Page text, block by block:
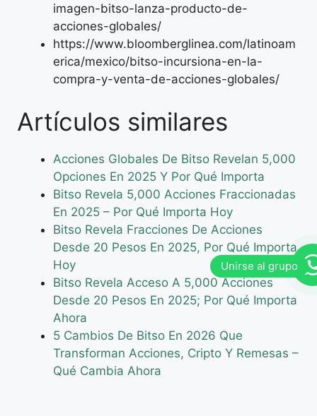
imagen-bitso-lanza-producto-de-
acciones-globales/
https://www.bloomberglinea.com/latinoam
erica/mexico/bitso-incursiona-en-la-
compra-y-venta-de-acciones-globales/
Artículos similares
Acciones Globales De Bitso Revelan 5,000
Opciones En 2025 Y Por Qué Importa
Bitso Revela 5,000 Acciones Fraccionadas
En 2025 – Por Qué Importa Hoy
Bitso Revela Fracciones De Acciones
Desde 20 Pesos En 2025, Por Qué Importa
Hoy
Bitso Revela Acceso A 5,000 Acciones
Desde 20 Pesos En 2025; Por Qué Importa
Ahora
5 Cambios De Bitso En 2026 Que
Transforman Acciones, Cripto Y Remesas –
Qué Cambia Ahora